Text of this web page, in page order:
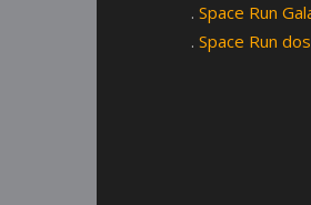
. Space Run
. Space Run